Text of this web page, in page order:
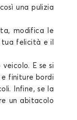
una pulizia
modifica le
tua felicità e il
veicolo. E se si
finiture bordi
. Infine, se la
un abitacolo